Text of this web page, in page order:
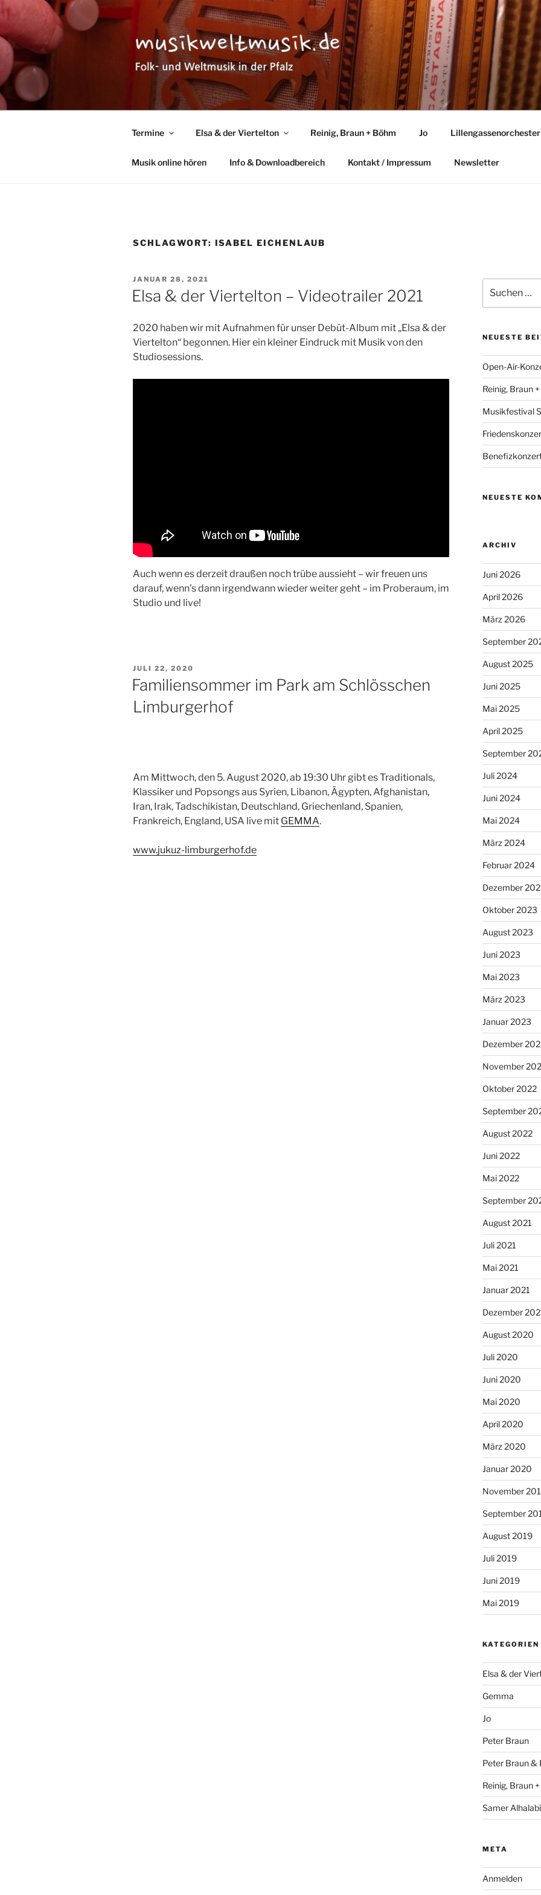
Zum
Inhalt
springen
MUSIKWELTMUSIK
Folk- und Weltmusik in der Pfalz
Termine Elsa & der Viertelton Reinig, Braun + Böhm Jo Lillengassenorchester
Musik online hören Info & Downloadbereich Kontakt / Impressum Newsletter
SCHLAGWORT: ISABEL EICHENLAUB
VERÖFFENTLICHT
AM
JANUAR 28, 2021
Elsa & der Viertelton – Videotrailer 2021
2020 haben wir mit Aufnahmen für unser Debüt-Album mit „Elsa & der
Viertelton“ begonnen. Hier ein kleiner Eindruck mit Musik von den
Studiosessions.
Auch wenn es derzeit draußen noch trübe aussieht – wir freuen uns
darauf, wenn’s dann irgendwann wieder weiter geht – im Proberaum, im
Studio und live!
VERÖFFENTLICHT
AM
JULI 22, 2020
Familiensommer im Park am Schlösschen
Limburgerhof
Am Mittwoch, den 5. August 2020, ab 19:30 Uhr gibt es Traditionals,
Klassiker und Popsongs aus Syrien, Libanon, Ägypten, Afghanistan,
Iran, Irak, Tadschikistan, Deutschland, Griechenland, Spanien,
Frankreich, England, USA live mit GEMMA.
www.jukuz-limburgerhof.de
nach:
NEUESTE
Open-Air-
Reinig, Braun
Musikfestival
NEUESTE
ARCHIV
Juni 2026
April 2026
März 2026
September
August 2025
Juni 2025
Mai 2025
April 2025
September
Juli 2024
Juni 2024
Mai 2024
März 2024
Februar 2024
Dezember
Oktober 2023
August 2023
Juni 2023
Mai 2023
März 2023
Januar 2023
Dezember
November
Oktober 2022
September
August 2022
Juni 2022
Mai 2022
September
August 2021
Juli 2021
Mai 2021
Januar 2021
Dezember
August 2020
Juli 2020
Juni 2020
Mai 2020
April 2020
März 2020
Januar 2020
November
September
August 2019
Juli 2019
Juni 2019
Mai 2019
KATEGORIEN
Elsa & der
Gemma
Jo
Peter Braun
Peter Braun &
Reinig, Braun
Samer Alhalabi
META
Anmelden